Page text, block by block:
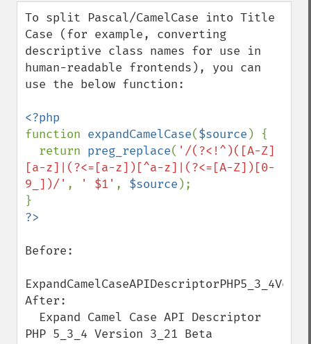
down
To split Pascal/CamelCase into Title
Case (for example, converting
descriptive class names for use in
human-readable frontends), you can
use the below function:
function expandCamelCase($source ) {
  return
preg_replace( '/(?<!^)([A-Z]
[a-z]|(?<=[a-z])[^a-z]|(?<=[A-Z])[0-
9_])/' , ' $1' , $source );
Before:
After:
PHP 5_3_4 Version 3_21 Beta